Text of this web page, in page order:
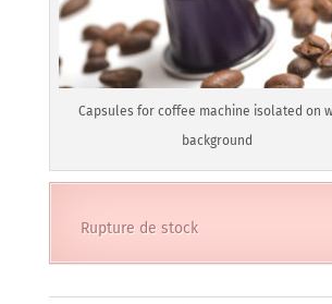
Capsules for coffee machine isolated on
background
Rupture de stock